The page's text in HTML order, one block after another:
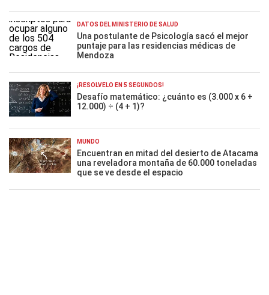
DATOS DEL MINISTERIO DE SALUD
Una postulante de Psicología sacó el mejor
puntaje para las residencias médicas de
Mendoza
¡RESOLVELO EN 5 SEGUNDOS!
Desafío matemático: ¿cuánto es (3.000 x 6 +
12.000) ÷ (4 + 1)?
MUNDO
Encuentran en mitad del desierto de Atacama
una reveladora montaña de 60.000 toneladas
que se ve desde el espacio